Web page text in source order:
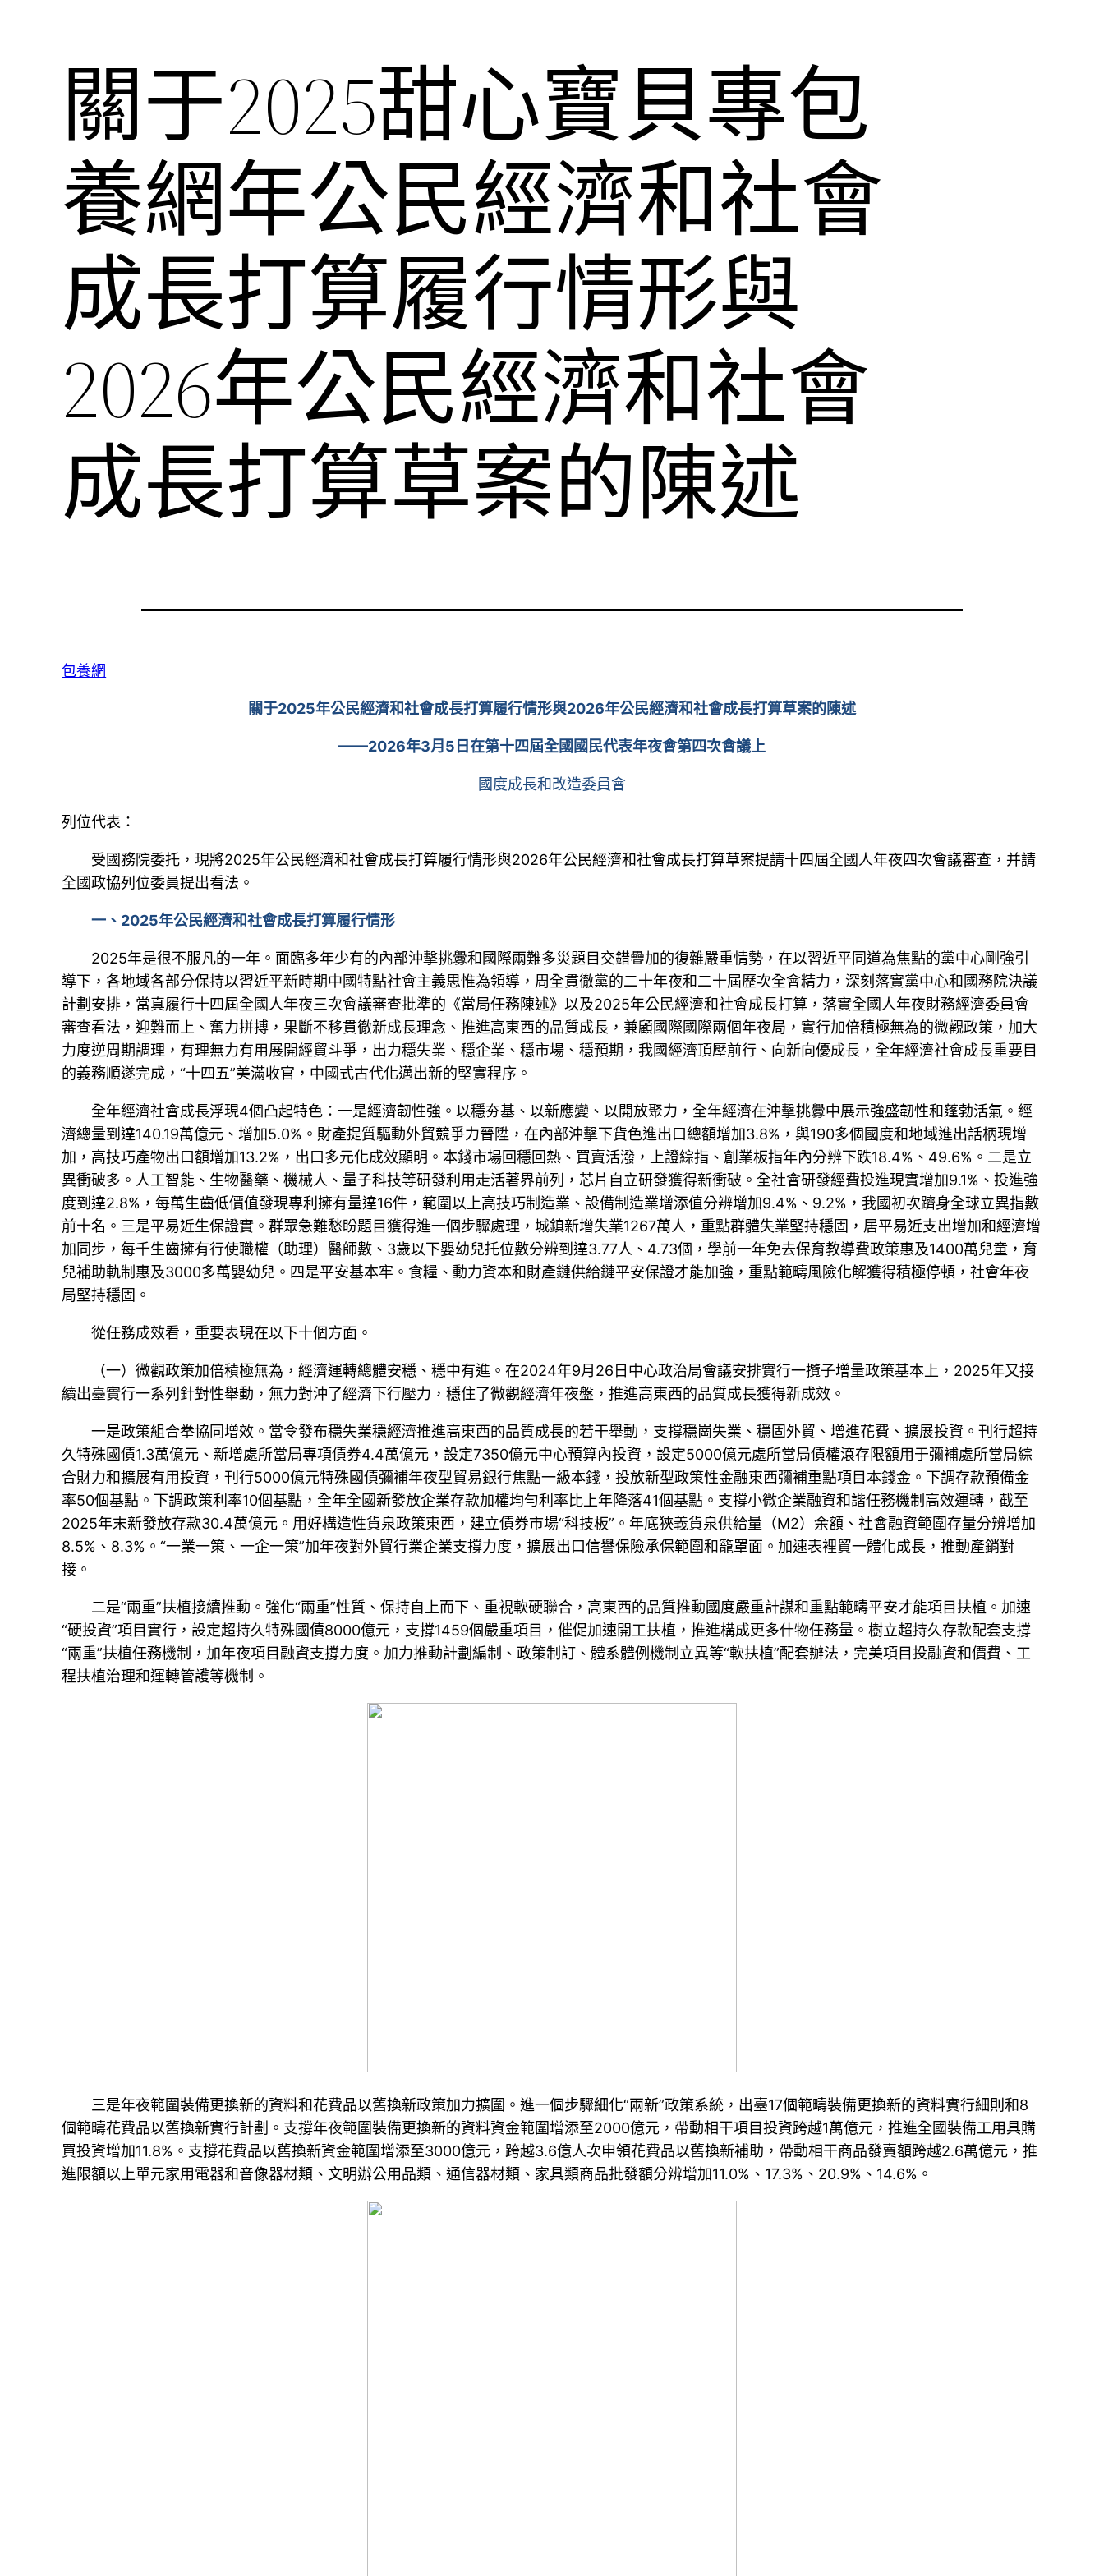
關于2025甜心寶貝專包
養網年公民經濟和社會
成長打算履行情形與
2026年公民經濟和社會
成長打算草案的陳述
包養網
關于2025年公民經濟和社會成長打算履行情形與2026年公民經濟和社會成長打算草案的陳述
——2026年3月5日在第十四屆全國國民代表年夜會第四次會議上
國度成長和改造委員會
列位代表：
受國務院委托，現將2025年公民經濟和社會成長打算履行情形與2026年公民經濟和社會成長打算草案提請十四屆全國人年夜四次會議審查，并請
全國政協列位委員提出看法。
一、2025年公民經濟和社會成長打算履行情形
2025年是很不服凡的一年。面臨多年少有的內部沖擊挑釁和國際兩難多災題目交錯疊加的復雜嚴重情勢，在以習近平同道為焦點的黨中心剛強引
導下，各地域各部分保持以習近平新時期中國特點社會主義思惟為領導，周全貫徹黨的二十年夜和二十屆歷次全會精力，深刻落實黨中心和國務院決議
計劃安排，當真履行十四屆全國人年夜三次會議審查批準的《當局任務陳述》以及2025年公民經濟和社會成長打算，落實全國人年夜財務經濟委員會
審查看法，迎難而上、奮力拼搏，果斷不移貫徹新成長理念、推進高東西的品質成長，兼顧國際國際兩個年夜局，實行加倍積極無為的微觀政策，加大
力度逆周期調理，有理無力有用展開經貿斗爭，出力穩失業、穩企業、穩市場、穩預期，我國經濟頂壓前行、向新向優成長，全年經濟社會成長重要目
的義務順遂完成，“十四五”美滿收官，中國式古代化邁出新的堅實程序。
全年經濟社會成長浮現4個凸起特色：一是經濟韌性強。以穩夯基、以新應變、以開放聚力，全年經濟在沖擊挑釁中展示強盛韌性和蓬勃活氣。經
濟總量到達140.19萬億元、增加5.0%。財產提質驅動外貿競爭力晉陞，在內部沖擊下貨色進出口總額增加3.8%，與190多個國度和地域進出話柄現增
加，高技巧產物出口額增加13.2%，出口多元化成效顯明。本錢市場回穩回熱、買賣活潑，上證綜指、創業板指年內分辨下跌18.4%、49.6%。二是立
異衝破多。人工智能、生物醫藥、機械人、量子科技等研發利用走活著界前列，芯片自立研發獲得新衝破。全社會研發經費投進現實增加9.1%、投進強
度到達2.8%，每萬生齒低價值發現專利擁有量達16件，範圍以上高技巧制造業、設備制造業增添值分辨增加9.4%、9.2%，我國初次躋身全球立異指數
前十名。三是平易近生保證實。群眾急難愁盼題目獲得進一個步驟處理，城鎮新增失業1267萬人，重點群體失業堅持穩固，居平易近支出增加和經濟增
加同步，每千生齒擁有行使職權（助理）醫師數、3歲以下嬰幼兒托位數分辨到達3.77人、4.73個，學前一年免去保育教導費政策惠及1400萬兒童，育
兒補助軌制惠及3000多萬嬰幼兒。四是平安基本牢。食糧、動力資本和財產鏈供給鏈平安保證才能加強，重點範疇風險化解獲得積極停頓，社會年夜
局堅持穩固。
從任務成效看，重要表現在以下十個方面。
（一）微觀政策加倍積極無為，經濟運轉總體安穩、穩中有進。在2024年9月26日中心政治局會議安排實行一攬子增量政策基本上，2025年又接
續出臺實行一系列針對性舉動，無力對沖了經濟下行壓力，穩住了微觀經濟年夜盤，推進高東西的品質成長獲得新成效。
一是政策組合拳協同增效。當令發布穩失業穩經濟推進高東西的品質成長的若干舉動，支撐穩崗失業、穩固外貿、增進花費、擴展投資。刊行超持
久特殊國債1.3萬億元、新增處所當局專項債券4.4萬億元，設定7350億元中心預算內投資，設定5000億元處所當局債權滾存限額用于彌補處所當局綜
合財力和擴展有用投資，刊行5000億元特殊國債彌補年夜型貿易銀行焦點一級本錢，投放新型政策性金融東西彌補重點項目本錢金。下調存款預備金
率50個基點。下調政策利率10個基點，全年全國新發放企業存款加權均勻利率比上年降落41個基點。支撐小微企業融資和諧任務機制高效運轉，截至
2025年末新發放存款30.4萬億元。用好構造性貨泉政策東西，建立債券市場“科技板”。年底狹義貨泉供給量（M2）余額、社會融資範圍存量分辨增加
8.5%、8.3%。“一業一策、一企一策”加年夜對外貿行業企業支撐力度，擴展出口信譽保險承保範圍和籠罩面。加速表裡貿一體化成長，推動產銷對
接。
二是“兩重”扶植接續推動。強化“兩重”性質、保持自上而下、重視軟硬聯合，高東西的品質推動國度嚴重計謀和重點範疇平安才能項目扶植。加速
“硬投資”項目實行，設定超持久特殊國債8000億元，支撐1459個嚴重項目，催促加速開工扶植，推進構成更多什物任務量。樹立超持久存款配套支撐
“兩重”扶植任務機制，加年夜項目融資支撐力度。加力推動計劃編制、政策制訂、體系體例機制立異等“軟扶植”配套辦法，完美項目投融資和價費、工
程扶植治理和運轉管護等機制。
三是年夜範圍裝備更換新的資料和花費品以舊換新政策加力擴圍。進一個步驟細化“兩新”政策系統，出臺17個範疇裝備更換新的資料實行細則和8
個範疇花費品以舊換新實行計劃。支撐年夜範圍裝備更換新的資料資金範圍增添至2000億元，帶動相干項目投資跨越1萬億元，推進全國裝備工用具購
買投資增加11.8%。支撐花費品以舊換新資金範圍增添至3000億元，跨越3.6億人次申領花費品以舊換新補助，帶動相干商品發賣額跨越2.6萬億元，推
進限額以上單元家用電器和音像器材類、文明辦公用品類、通信器材類、家具類商品批發額分辨增加11.0%、17.3%、20.9%、14.6%。